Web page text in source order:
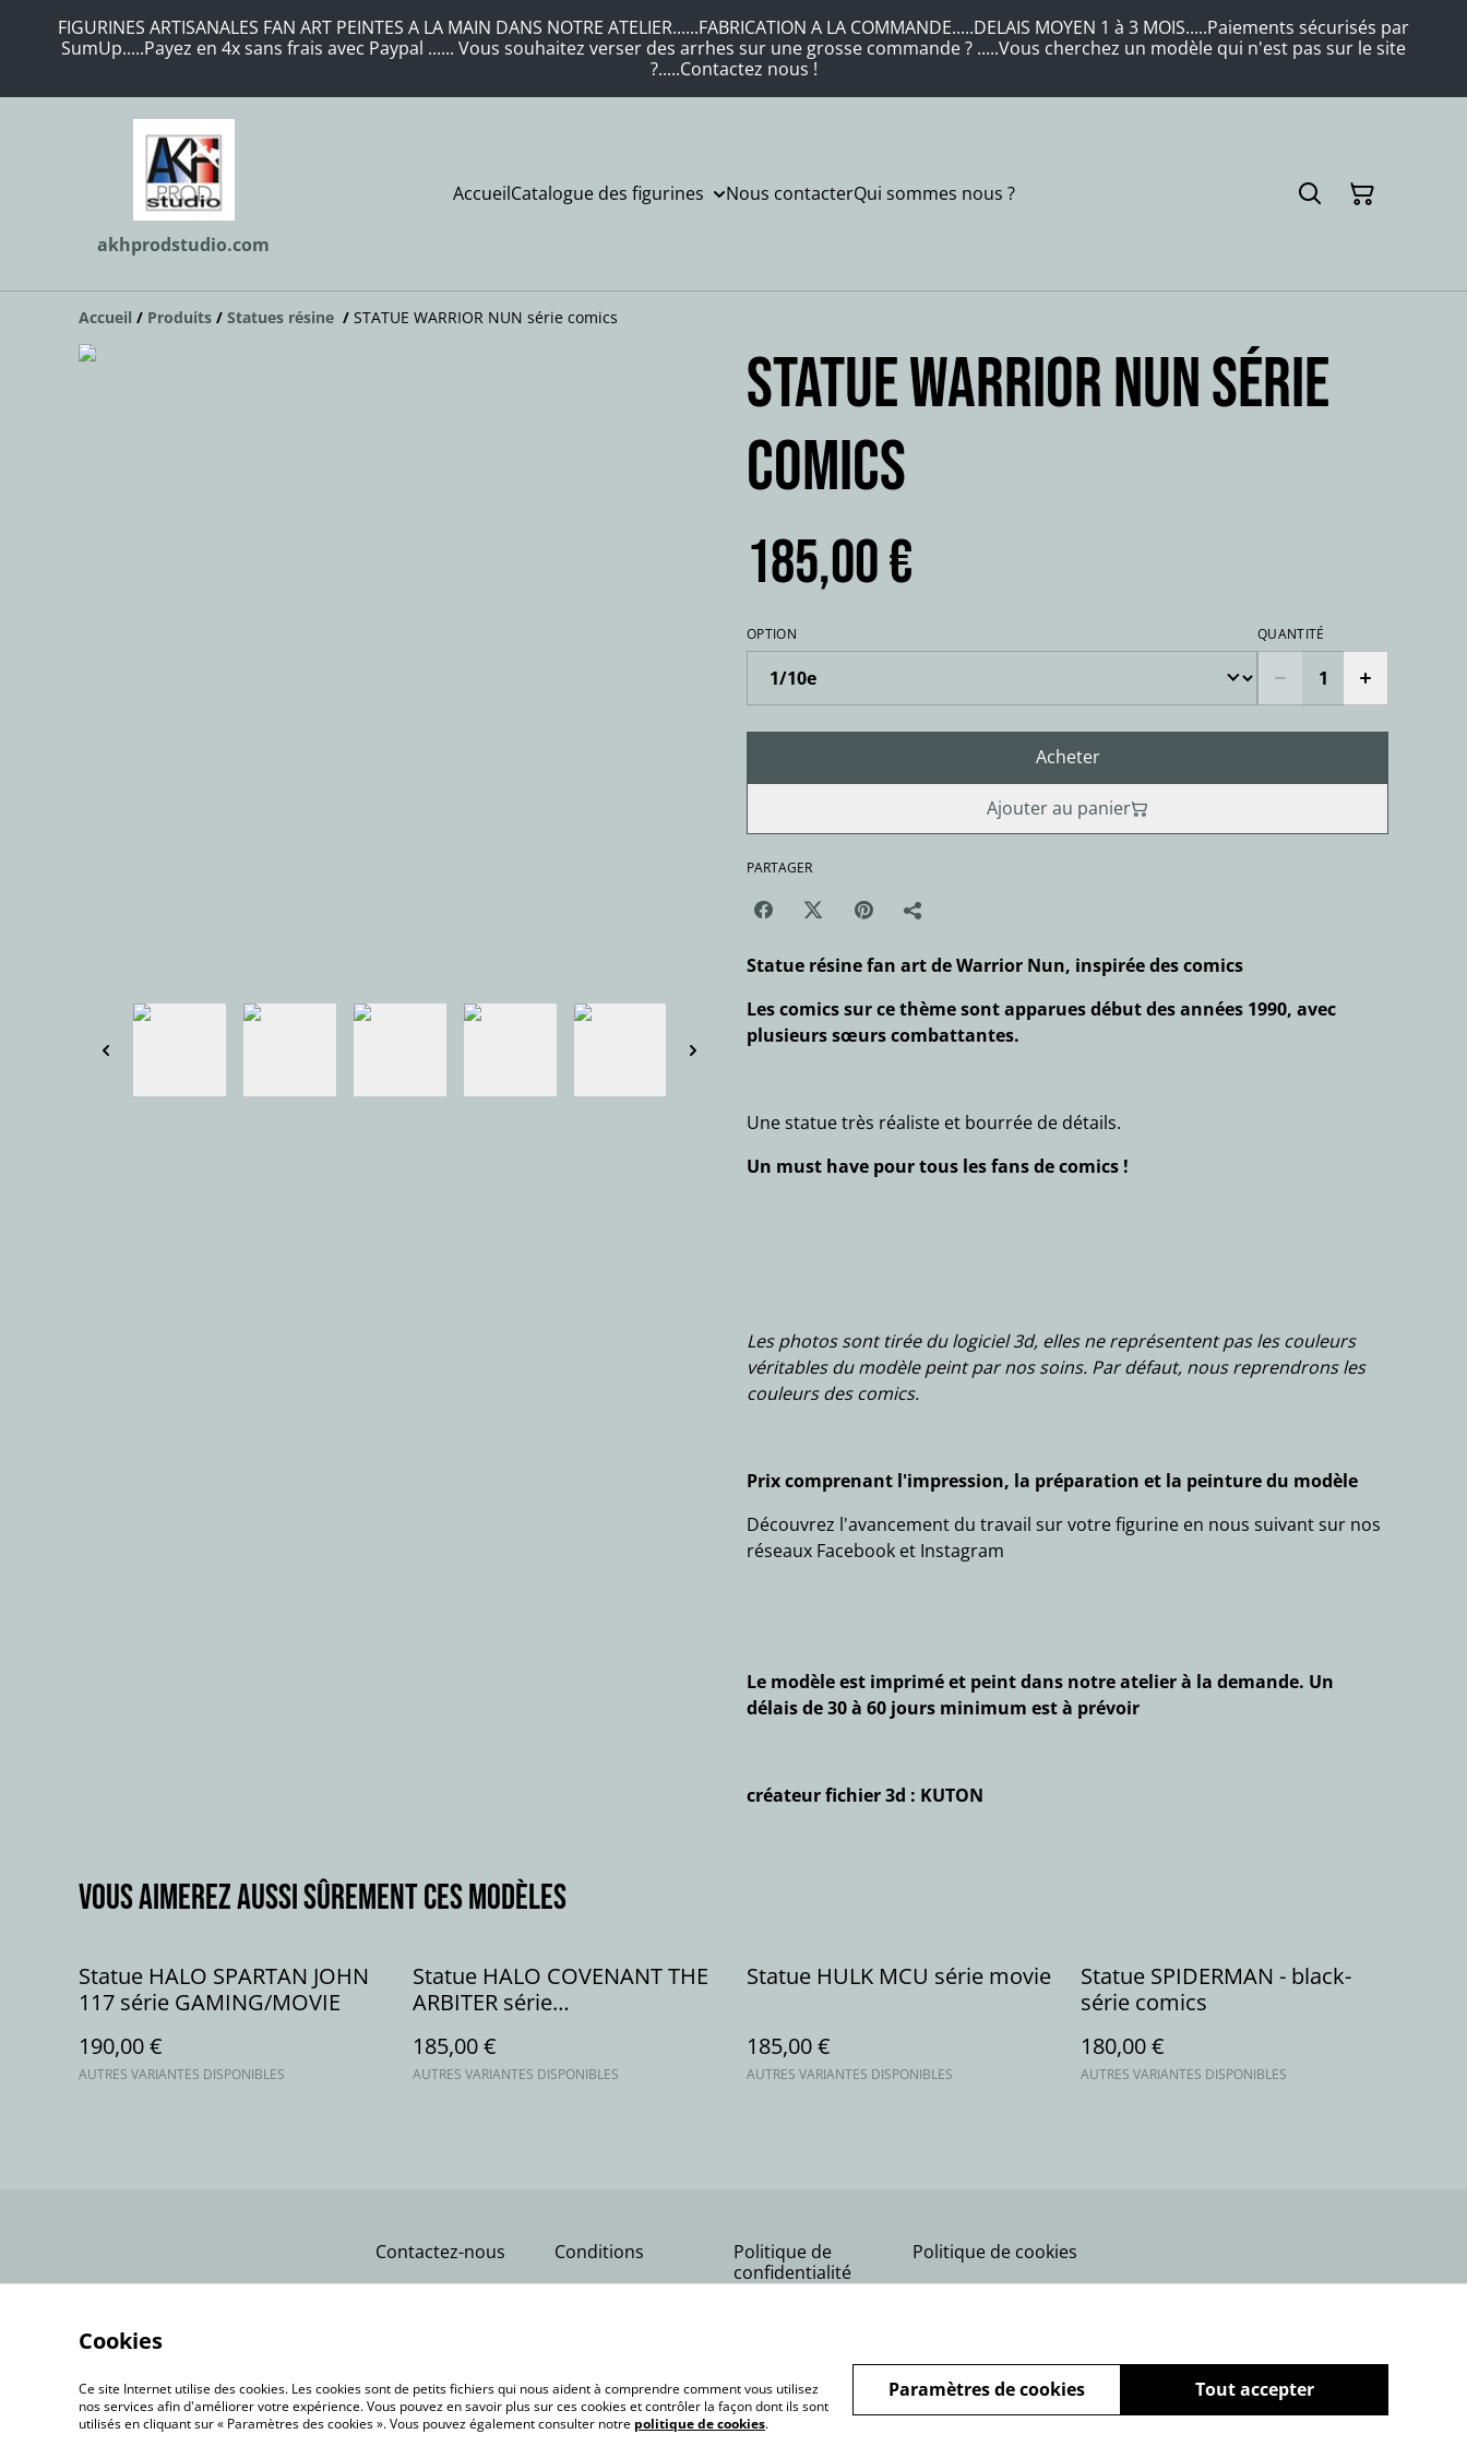
FIGURINES ARTISANALES FAN ART PEINTES A LA MAIN DANS NOTRE ATELIER......FABRICATION A LA COMMANDE.....DELAIS MOYEN 1 à 3 MOIS.....Paiements sécurisés par
SumUp.....Payez en 4x sans frais avec Paypal ...... Vous souhaitez verser des arrhes sur une grosse commande ? .....Vous cherchez un modèle qui n'est pas sur le site
?.....Contactez nous !
akhprodstudio.com
AccueilCatalogue des figurines Nous contacterQui sommes nous ?
Accueil / Produits / Statues résine / STATUE WARRIOR NUN série comics
STATUE WARRIOR NUN série
comics
185,00 €
OPTION QUANTITÉ
Acheter
Ajouter au panier
PARTAGER
Statue résine fan art de Warrior Nun, inspirée des comics
Les comics sur ce thème sont apparues début des années 1990, avec
plusieurs sœurs combattantes.
Une statue très réaliste et bourrée de détails.
Un must have pour tous les fans de comics !
Les photos sont tirée du logiciel 3d, elles ne représentent pas les couleurs
véritables du modèle peint par nos soins. Par défaut, nous reprendrons les
couleurs des comics.
Prix comprenant l'impression, la préparation et la peinture du modèle
Découvrez l'avancement du travail sur votre figurine en nous suivant sur nos
réseaux Facebook et Instagram
Le modèle est imprimé et peint dans notre atelier à la demande. Un
délais de 30 à 60 jours minimum est à prévoir
créateur fichier 3d : KUTON
Vous aimerez aussi sûrement ces modèles
Statue HALO SPARTAN JOHN
117 série GAMING/MOVIE
190,00 €
AUTRES VARIANTES DISPONIBLES
Statue HALO COVENANT THE
ARBITER série
185,00 €
AUTRES VARIANTES DISPONIBLES
Statue HULK MCU série movie
185,00 €
AUTRES VARIANTES DISPONIBLES
Statue SPIDERMAN - black-
série comics
180,00 €
AUTRES VARIANTES DISPONIBLES
Contactez-nous Conditions
Politique de
confidentialité
Politique de cookies
©2026 akhprodstudio.com
Cookies
Ce site Internet utilise des cookies. Les cookies sont de petits fichiers qui nous aident à comprendre comment vous utilisez
nos services afin d'améliorer votre expérience. Vous pouvez en savoir plus sur ces cookies et contrôler la façon dont ils sont
utilisés en cliquant sur « Paramètres des cookies ». Vous pouvez également consulter notre politique de cookies.
Tout accepter
Paramètres de cookies